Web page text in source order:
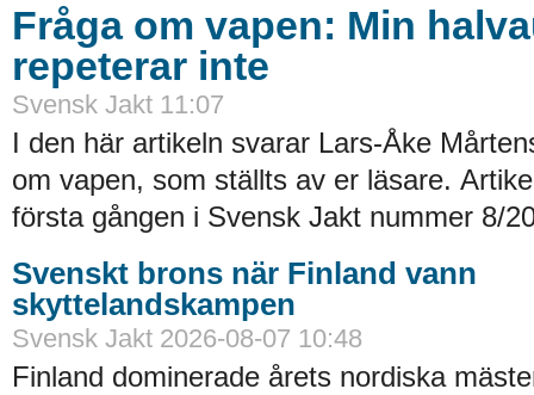
Fråga om vapen: Min
repeterar inte
Svensk Jakt 11:07
I den här artikeln svarar Lars-Åke
om vapen, som ställts av er läsare.
första gången i Svensk Jakt nummer 8/
Svenskt brons när Finland vann
skyttelandskampen
Svensk Jakt 2026-08-07 10:48
Finland dominerade årets nordiska